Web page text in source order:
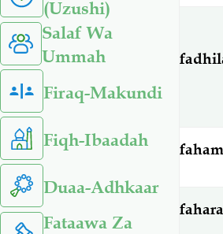
(Uzushi)
Salaf Wa
Ummah
Firaq-Makundi
Fiqh-Ibaadah
Duaa-Adhkaar
Fataawa Za